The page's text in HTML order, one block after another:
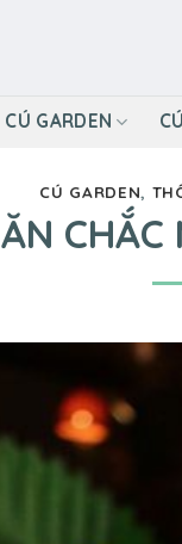
CÚ GARDEN
CÚ GARDEN,
ĂN CHẮC